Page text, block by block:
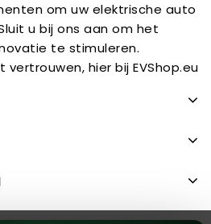
om uw elektrische auto
u bij ons aan om het
te stimuleren.
hier bij EVShop.eu